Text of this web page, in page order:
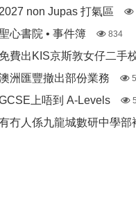
2027 non Jupas 打氣區
心書院 • 事件簿 834
免費出KIS京斯敦女仔二手
洲匯豐撤出部份業務
上唔到 A-Levels
冇人係九龍城數研中學部